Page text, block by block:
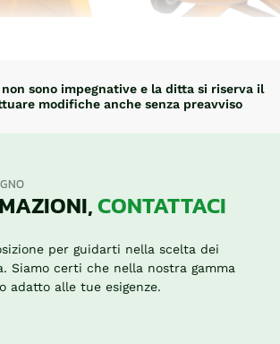
sono impegnative e la ditta si riserva il
modifiche anche senza preavviso
CONTATTACI
per guidarti nella scelta dei
Siamo certi che nella nostra gamma
adatto alle tue esigenze.